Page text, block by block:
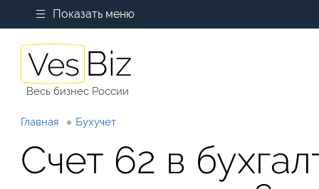
Показать меню
Весь бизнес России
Главная Бухучет
Счет 62 в